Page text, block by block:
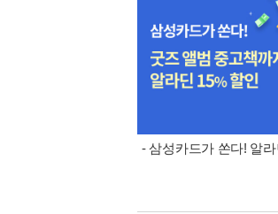
- 삼성카드가 쏜다! 알